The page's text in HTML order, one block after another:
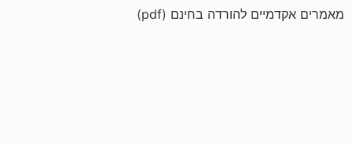
מאמרים אקדמיים להורדה בחינם (pdf)